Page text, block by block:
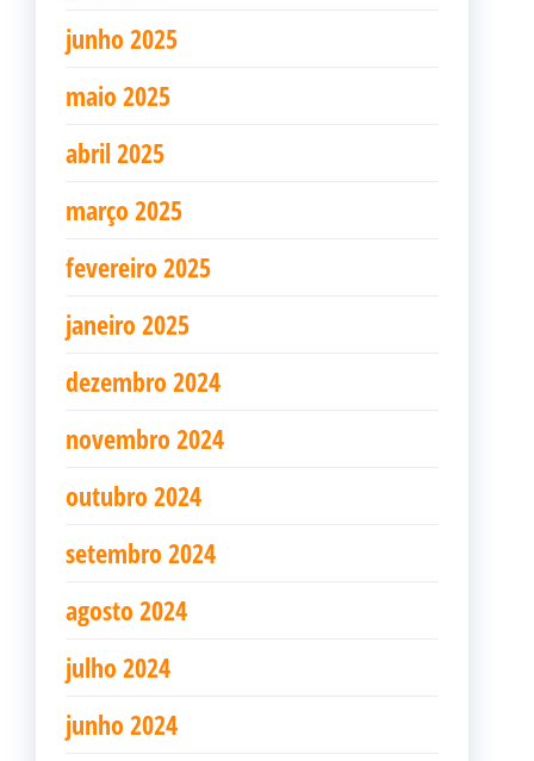
junho 2025
maio 2025
abril 2025
março 2025
fevereiro 2025
janeiro 2025
dezembro 2024
novembro 2024
outubro 2024
setembro 2024
agosto 2024
julho 2024
junho 2024